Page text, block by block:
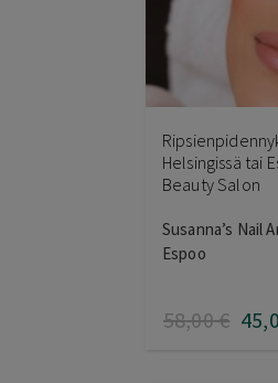
Helsingissä tai
Beauty Salon
Susanna’s Nail
Espoo
58,00€ 45